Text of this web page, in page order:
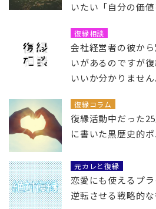
いたい「自分の価
復縁相談
会社経営者の彼か
いがあるのですが
いいか分かりません
復縁コラム
復縁活動中だった
に書いた黒歴史的
元カレと復縁
恋愛にも使えるプ
逆転させる戦略的